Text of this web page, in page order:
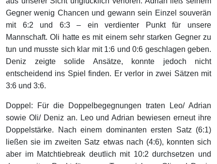
Gegner wenig Chancen und gewann sein Einzel souverän
mit 6:2 und 6:3 – ein verdienter Punkt für unsere
Mannschaft. Oli hatte es mit einem sehr starken Gegner zu
tun und musste sich klar mit 1:6 und 0:6 geschlagen geben.
Deniz zeigte solide Ansätze, konnte jedoch nicht
entscheidend ins Spiel finden. Er verlor in zwei Sätzen mit
3:6 und 3:6.
Doppel: Für die Doppelbegegnungen traten Leo/ Adrian
sowie Oli/ Deniz an. Leo und Adrian bewiesen erneut ihre
Doppelstärke. Nach einem dominanten ersten Satz (6:1)
ließen sie im zweiten Satz etwas nach (4:6), konnten sich
aber im Matchtiebreak deutlich mit 10:2 durchsetzen und